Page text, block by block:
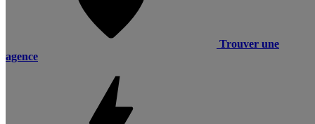
Trouver une
agence